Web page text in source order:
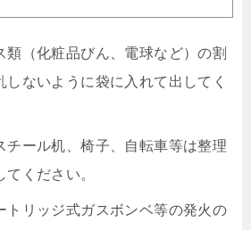
類（化粧品びん、電球など）の割
しないように袋に入れて出してく
チール机、椅子、自転車等は整理
ください。
トリッジ式ガスボンベ等の発火の